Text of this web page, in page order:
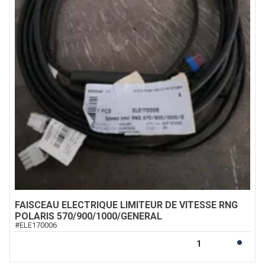
FAISCEAU ELECTRIQUE LIMITEUR DE VITESSE RNG
POLARIS 570/900/1000/GENERAL
#ELE170006